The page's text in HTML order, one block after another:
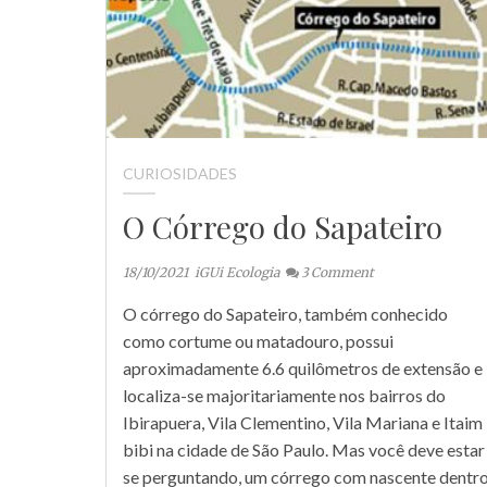
CURIOSIDADES
O Córrego do Sapateiro
18/10/2021 iGUi Ecologia 3 Comment
O córrego do Sapateiro, também conhecido
como cortume ou matadouro, possui
aproximadamente 6.6 quilômetros de extensão e
localiza-se majoritariamente nos bairros do
Ibirapuera, Vila Clementino, Vila Mariana e Itaim
bibi na cidade de São Paulo. Mas você deve estar
se perguntando, um córrego com nascente